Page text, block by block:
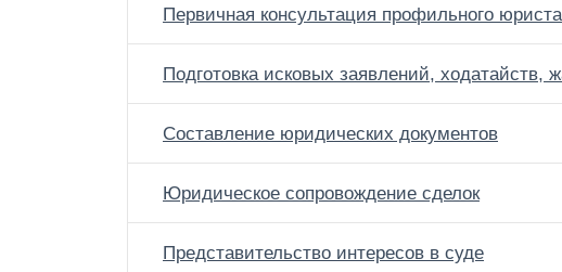
Первичная консультация профильного юриста
Подготовка исковых заявлений, ходатайств,
Составление юридических документов
Юридическое сопровождение сделок
Представительство интересов в суде